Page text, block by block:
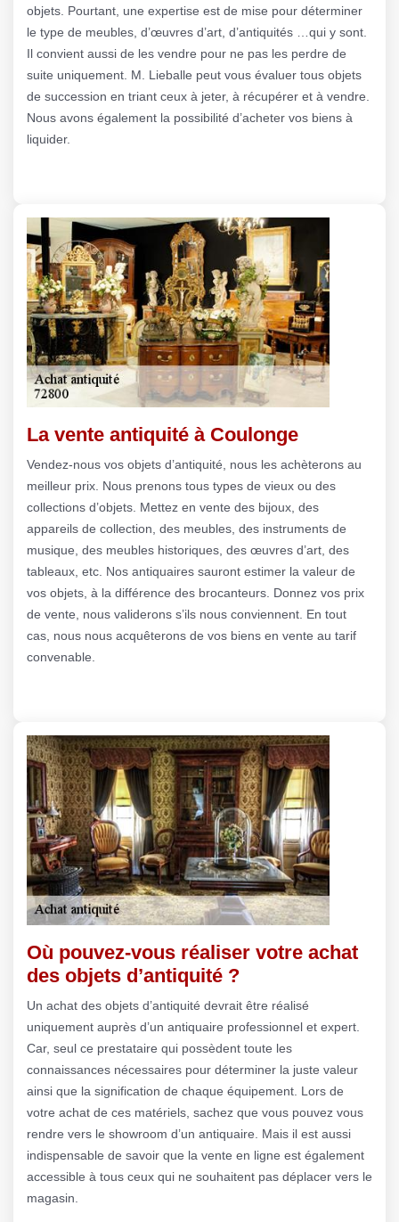
objets. Pourtant, une expertise est de mise pour déterminer
le type de meubles, d’œuvres d’art, d’antiquités …qui y sont.
Il convient aussi de les vendre pour ne pas les perdre de
suite uniquement. M. Lieballe peut vous évaluer tous objets
de succession en triant ceux à jeter, à récupérer et à vendre.
Nous avons également la possibilité d’acheter vos biens à
liquider.
La vente antiquité à Coulonge
Vendez-nous vos objets d’antiquité, nous les achèterons au
meilleur prix. Nous prenons tous types de vieux ou des
collections d’objets. Mettez en vente des bijoux, des
appareils de collection, des meubles, des instruments de
musique, des meubles historiques, des œuvres d’art, des
tableaux, etc. Nos antiquaires sauront estimer la valeur de
vos objets, à la différence des brocanteurs. Donnez vos prix
de vente, nous validerons s’ils nous conviennent. En tout
cas, nous nous acquêterons de vos biens en vente au tarif
convenable.
Où pouvez-vous réaliser votre achat
des objets d’antiquité ?
Un achat des objets d’antiquité devrait être réalisé
uniquement auprès d’un antiquaire professionnel et expert.
Car, seul ce prestataire qui possèdent toute les
connaissances nécessaires pour déterminer la juste valeur
ainsi que la signification de chaque équipement. Lors de
votre achat de ces matériels, sachez que vous pouvez vous
rendre vers le showroom d’un antiquaire. Mais il est aussi
indispensable de savoir que la vente en ligne est également
accessible à tous ceux qui ne souhaitent pas déplacer vers le
magasin.